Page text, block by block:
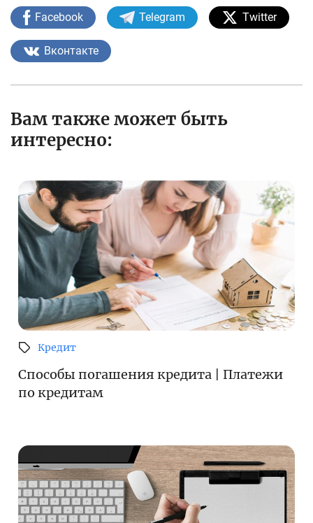
Facebook Telegram Twitter
Вконтакте
Вам также может быть
интересно:
Кредит
Способы погашения кредита | Платежи
по кредитам